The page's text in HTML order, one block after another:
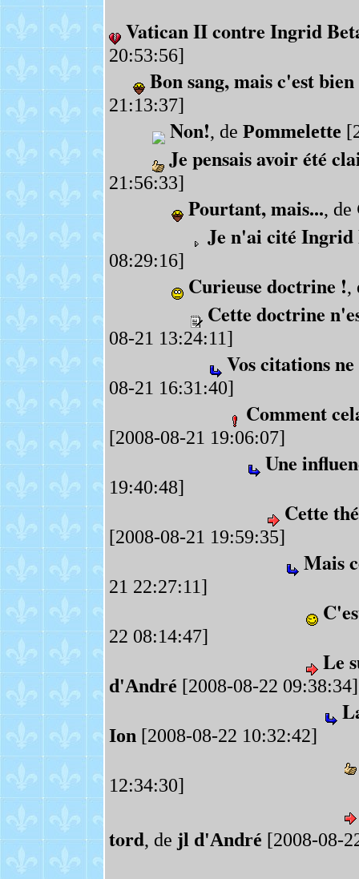
Vatican II contre Ingrid
20:53:56]
Bon sang, mais c'est
21:13:37]
Non!, de Pommelette
Je pensais avoir été
21:56:33]
Pourtant, mais..., de
Je n'ai cité Ingrid
08:29:16]
Curieuse doctrine !,
Cette doctrine
08-21 13:24:11]
Vos citations
08-21 16:31:40]
Comment
[2008-08-21 19:06:07]
Une
19:40:48]
Cette
[2008-08-21 19:59:35]
Mais
21 22:27:11]
22 08:14:47]
Le
d'André [2008-08-22 09:38:34]
Ion [2008-08-22 10:32:42]
12:34:30]
tord, de jl d'André [2008-08-